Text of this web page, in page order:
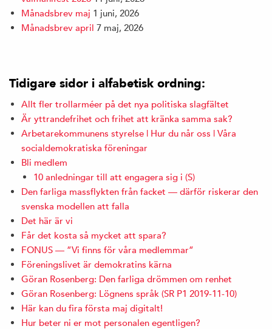
Månadsbrev maj 1 juni, 2026
Månadsbrev april 7 maj, 2026
Tidigare sidor i alfabetisk ordning:
Allt fler trollarméer på det nya politiska slagfältet
Är yttrandefrihet och frihet att kränka samma sak?
Arbetarekommunens styrelse | Hur du når oss | Våra
socialdemokratiska föreningar
Bli medlem
10 anledningar till att engagera sig i (S)
Den farliga massflykten från facket — därför riskerar den
svenska modellen att falla
Det här är vi
Får det kosta så mycket att spara?
FONUS — ”Vi finns för våra medlemmar”
Föreningslivet är demokratins kärna
Göran Rosenberg: Den farliga drömmen om renhet
Göran Rosenberg: Lögnens språk (SR P1 2019-11-10)
Här kan du fira första maj digitalt!
Hur beter ni er mot personalen egentligen?